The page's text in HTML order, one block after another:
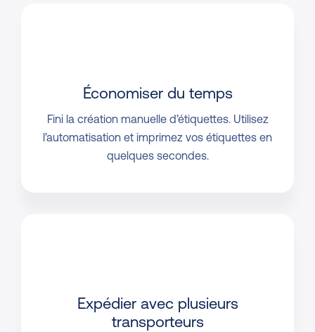
Économiser du temps
Fini la création manuelle d’étiquettes. Utilisez
l’automatisation et imprimez vos étiquettes en
quelques secondes.
Expédier avec plusieurs
transporteurs